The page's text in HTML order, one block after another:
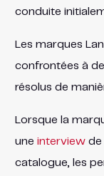
conduite
Les marques
confrontées à
résolus de
Lorsque la
une interviewde
catalogue, les